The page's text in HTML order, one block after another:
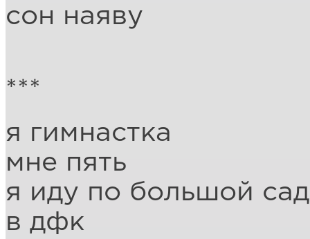
сон наяву
***
я гимнастка
мне пять
я иду по большой
в дфк